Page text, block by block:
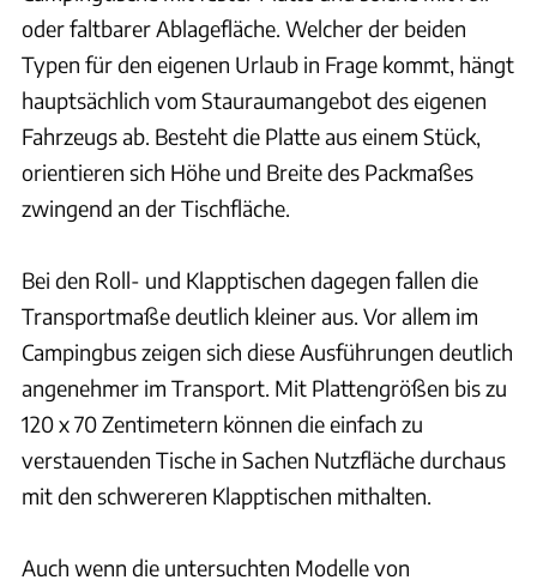
oder faltbarer Ablagefläche. Welcher der beiden
Typen für den eigenen Urlaub in Frage kommt, hängt
hauptsächlich vom Stauraumangebot des eigenen
Fahrzeugs ab. Besteht die Platte aus einem Stück,
orientieren sich Höhe und Breite des Packmaßes
zwingend an der Tischfläche.
Bei den Roll- und Klapptischen dagegen fallen die
Transportmaße deutlich kleiner aus. Vor allem im
Campingbus zeigen sich diese Ausführungen deutlich
angenehmer im Transport. Mit Plattengrößen bis zu
120 x 70 Zentimetern können die einfach zu
verstauenden Tische in Sachen Nutzfläche durchaus
mit den schwereren Klapptischen mithalten.
Auch wenn die untersuchten Modelle von